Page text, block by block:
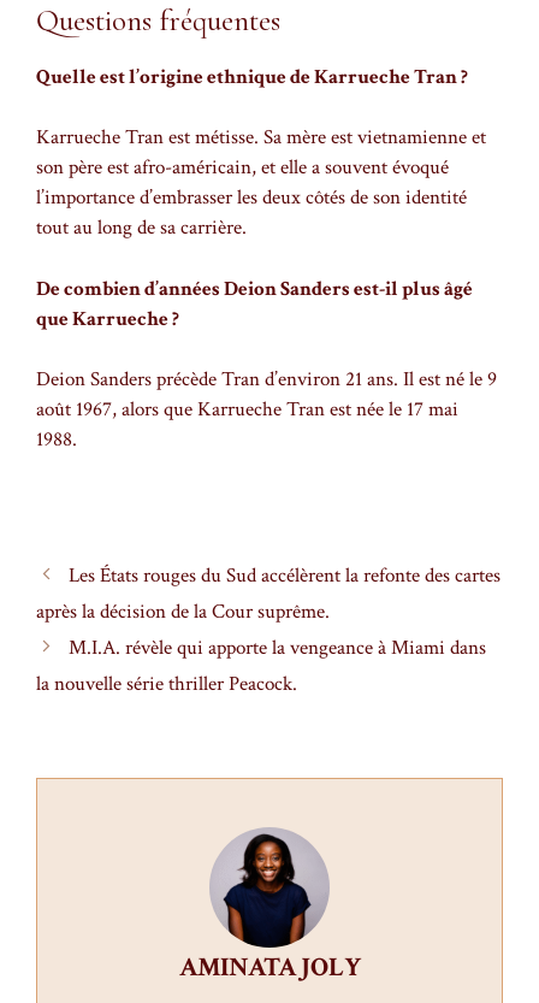
Questions fréquentes
Quelle est l’origine ethnique de Karrueche Tran ?
Karrueche Tran est métisse. Sa mère est vietnamienne et
son père est afro-américain, et elle a souvent évoqué
l’importance d’embrasser les deux côtés de son identité
tout au long de sa carrière.
De combien d’années Deion Sanders est-il plus âgé
que Karrueche ?
Deion Sanders précède Tran d’environ 21 ans. Il est né le 9
août 1967, alors que Karrueche Tran est née le 17 mai
1988.
Les États rouges du Sud accélèrent la refonte des cartes
après la décision de la Cour suprême.
M.I.A. révèle qui apporte la vengeance à Miami dans
la nouvelle série thriller Peacock.
AMINATA JOLY